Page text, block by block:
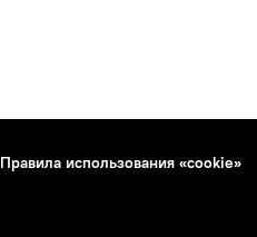
Правила использования «cookie»